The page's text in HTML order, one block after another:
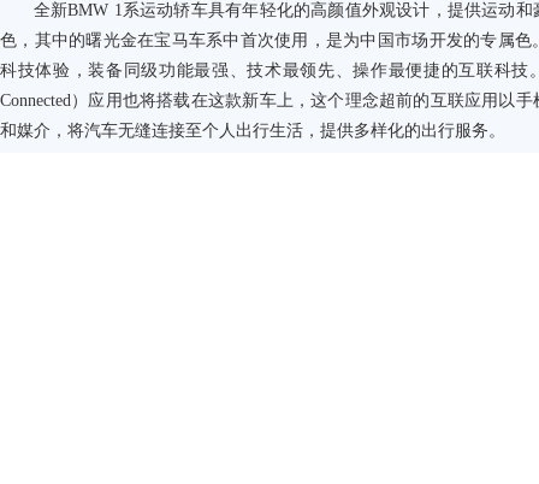
全新BMW 1系运动轿车具有年轻化的高颜值外观设计，提供运动
色，其中的曙光金在宝马车系中首次使用，是为中国市场开发的专属
科技体验，装备同级功能最强、技术最领先、操作最便捷的互联科技
Connected）应用也将搭载在这款新车上，这个理念超前的互联应用以
和媒介，将汽车无缝连接至个人出行生活，提供多样化的出行服务。